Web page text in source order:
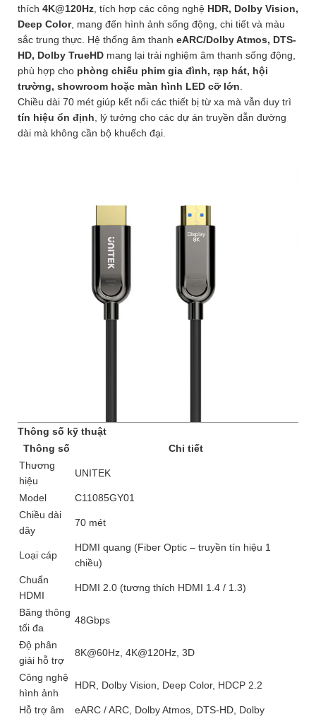
thích 4K@120Hz , tích hợp các công nghệ HDR, Dolby Vision,
Deep Color, mang đến hình ảnh sống động, chi tiết và màu
sắc trung thực. Hệ thống âm thanh eARC/Dolby Atmos, DTS-
HD, Dolby TrueHD mang lại trải nghiệm âm thanh sống động,
phù hợp cho phòng chiếu phim gia đình, rạp hát, hội
trường, showroom hoặc màn hình LED cỡ lớn
Chiều dài 70 mét giúp kết nối các thiết bị từ xa mà vẫn duy trì
tín hiệu ổn định , lý tưởng cho các dự án truyền dẫn đường
dài mà không cần bộ khuếch đại.
Thông số kỹ thuật
Thông số
Chi tiết
Thương
hiệu
UNITEK
Model
C11085GY01
Chiều dài
dây
70 mét
Loại cáp
HDMI quang (Fiber Optic – truyền tín hiệu 1
chiều)
Chuẩn
HDMI
HDMI 2.0 (tương thích HDMI 1.4 / 1.3)
Băng thông
tối đa
48Gbps
Độ phân
giải hỗ trợ
8K@60Hz, 4K@120Hz, 3D
Công nghệ
hình ảnh
HDR, Dolby Vision, Deep Color, HDCP 2.2
Hỗ trợ âm
eARC / ARC, Dolby Atmos, DTS-HD, Dolby